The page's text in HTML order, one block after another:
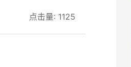
点击量: 1125